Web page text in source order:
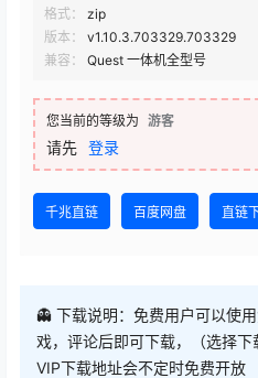
格式：
zip
版本：
v1.10.3.703329.703329
兼容：
Quest 一体机全型号
您当前的等级为 游客
请先 登录
千兆直链 百度网盘 直链
👻 下载说明：免费用户可以使
戏，评论后即可下载，（选择下
VIP下载地址会不定时免费开放